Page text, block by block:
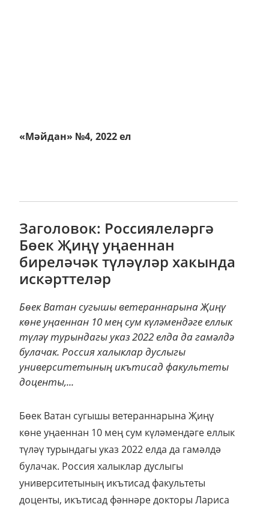
«Мәйдан» №4, 2022 ел
Заголовок: Россиялеләргә
Бөек Җиңү уңаеннан
биреләчәк түләүләр хакында
искәрттеләр
Бөек Ватан сугышы ветераннарына Җиңү
көне уңаеннан 10 мең сум күләмендәге еллык
түләү турындагы указ 2022 елда да гамәлдә
булачак. Россия халыклар дуслыгы
университетының икътисад факультеты
доценты,...
Бөек Ватан сугышы ветераннарына Җиңү
көне уңаеннан 10 мең сум күләмендәге еллык
түләү турындагы указ 2022 елда да гамәлдә
булачак. Россия халыклар дуслыгы
университетының икътисад факультеты
доценты, икътисад фәннәре докторы Лариса